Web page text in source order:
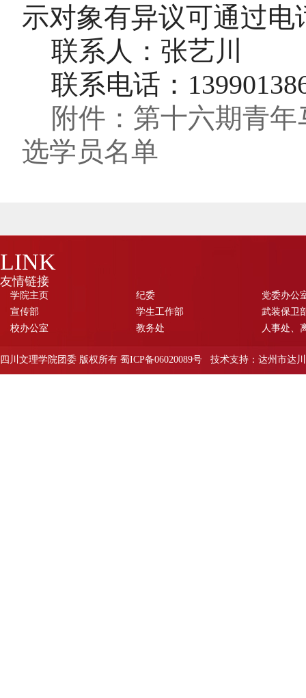
示对象有异议可通过电
联系人：张艺川
联系电话：
附件：第十六期青
选学员名单
LINK
友情链接
学院主页 纪委
党委办公
宣传部
学生工作部
武装保卫
校办公室
教务处 人事处、
四川文理学院团委 版权所有 蜀ICP备06020089号 技术支持：达州市达